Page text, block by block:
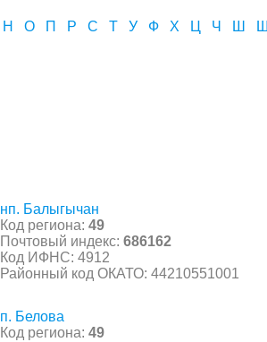
Н О П Р С Т У Ф Х Ц Ч Ш Щ
нп. Балыгычан
Код региона: 49
Почтовый индекс: 686162
Код ИФНС: 4912
Районный код ОКАТО: 44210551001
п. Белова
Код региона: 49